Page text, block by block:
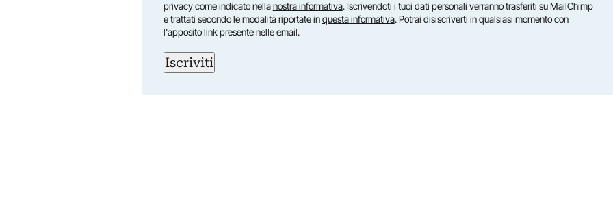
privacy come indicato nellanostra informativa. Iscrivendoti i tuoi dati personali verranno trasferiti su MailChimp
e trattati secondo le modalità riportate inquesta informativa. Potrai disiscriverti in qualsiasi momento con
l'apposito link presente nelle email.
Iscriviti